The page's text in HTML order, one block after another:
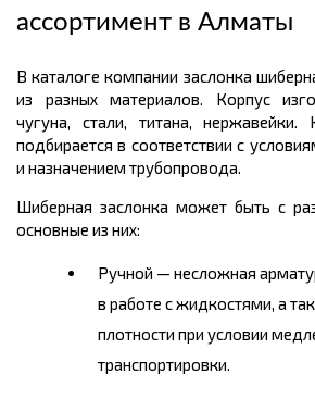
ассортимент в Алматы
В каталоге компании заслонка
из разных материалов. Корпус
чугуна, стали, титана, нержавейки.
подбирается в соответствии с
и назначением трубопровода.
Шиберная заслонка может быть с
основные из них:
Ручной — несложная
в работе с жидкостями, а
плотности при условии
транспортировки.